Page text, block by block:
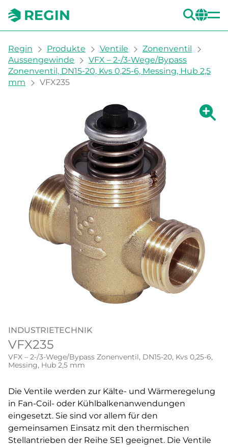
You are here:
Regin Produkte Ventile
Zonenventil
Aussengewinde
VFX – 2-/3-Wege/Bypass
Zonenventil, DN15-20, Kvs 0,25-6, Messing, Hub 2,5
mm
VFX235
Zeige
INDUSTRIETECHNIK
VFX235
VFX – 2-/3-Wege/Bypass Zonenventil, DN15-20, Kvs 0,25-6,
Messing, Hub 2,5 mm
Die Ventile werden zur Kälte- und Wärmeregelung
in Fan-Coil- oder Kühlbalkenanwendungen
eingesetzt. Sie sind vor allem für den
gemeinsamen Einsatz mit den thermischen
Stellantrieben der Reihe SE1 geeignet. Die Ventile